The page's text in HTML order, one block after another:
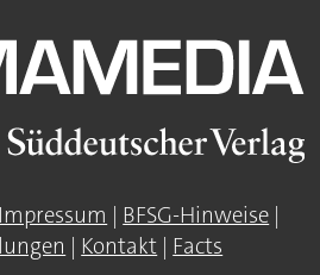
Impressum | BFSG-Hinweise |
| Kontakt | Facts